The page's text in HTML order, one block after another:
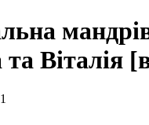
Віталія